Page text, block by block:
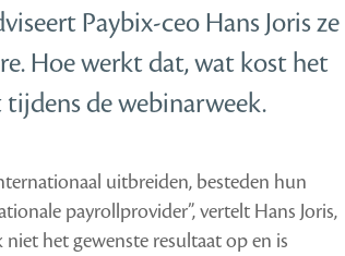
Paybix-ceo Hans Joris ze
Hoe werkt dat, wat kost het
de webinarweek.
uitbreiden, besteden hun
payrollprovider”, vertelt Hans Joris,
het gewenste resultaat op en is